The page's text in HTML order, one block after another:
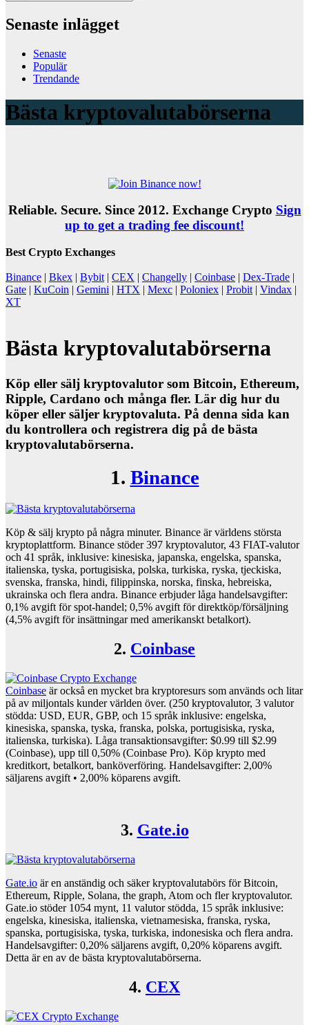
Senaste inlägget
Senaste
Populär
Trendande
Bästa kryptovalutabörserna
Reliable. Secure. Since 2012. Exchange Crypto Sign
up to get a trading fee discount!
Best Crypto Exchanges
Binance | Bkex | Bybit | CEX | Changelly | Coinbase | Dex-Trade |
Gate | KuCoin | Gemini | HTX | Mexc | Poloniex | Probit | Vindax |
XT
Bästa kryptovalutabörserna
Köp eller sälj kryptovalutor som Bitcoin, Ethereum,
Ripple, Cardano och många fler. Lär dig hur du
köper eller säljer kryptovaluta. På denna sida kan
du kontrollera och registrera dig på de bästa
kryptovalutabörserna.
1. Binance
Köp & sälj krypto på några minuter. Binance är världens största
kryptoplattform. Binance stöder 397 kryptovalutor, 43 FIAT-valutor
och 41 språk, inklusive: kinesiska, japanska, engelska, spanska,
italienska, tyska, portugisiska, polska, turkiska, ryska, tjeckiska,
svenska, franska, hindi, filippinska, norska, finska, hebreiska,
ukrainska och flera andra. Binance erbjuder låga handelsavgifter:
0,1% avgift för spot-handel; 0,5% avgift för direktköp/försäljning
(4,5% avgift för insättningar med amerikanskt betalkort).
2. Coinbase
Coinbase är också en mycket bra kryptoresurs som används och litar
på av miljontals kunder världen över. (250 kryptovalutor, 3 valutor
stödda: USD, EUR, GBP, och 15 språk inklusive: engelska,
kinesiska, spanska, tyska, franska, polska, portugisiska, ryska,
italienska, turkiska). Låga transaktionsavgifter: $0.99 till $2.99
(Coinbase), upp till 0,50% (Coinbase Pro). Köp krypto med
kreditkort, betalkort, banköverföring. Handelsavgifter: 2,00%
säljarens avgift • 2,00% köparens avgift.
3. Gate.io
Gate.io är en anständig och säker kryptovalutabörs för Bitcoin,
Ethereum, Ripple, Solana, the graph, Atom och fler kryptovalutor.
Gate.io stöder 1054 mynt, 11 valutor stödda, 15 språk inklusive:
engelska, kinesiska, italienska, vietnamesiska, franska, ryska,
spanska, portugisiska, tyska, turkiska, indonesiska och flera andra.
Handelsavgifter: 0,20% säljarens avgift, 0,20% köparens avgift.
Detta är en av de bästa kryptovalutabörserna.
4. CEX